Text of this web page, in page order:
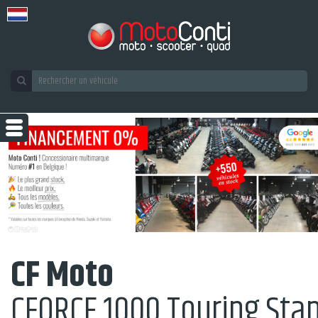
CF Moto